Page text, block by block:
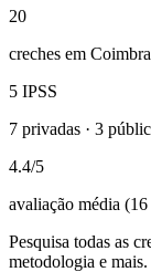
20
creches em Coimbra
5 IPSS
7 privadas · 3
4.4/5
avaliação média (16
Pesquisa todas as
metodologia e mais.